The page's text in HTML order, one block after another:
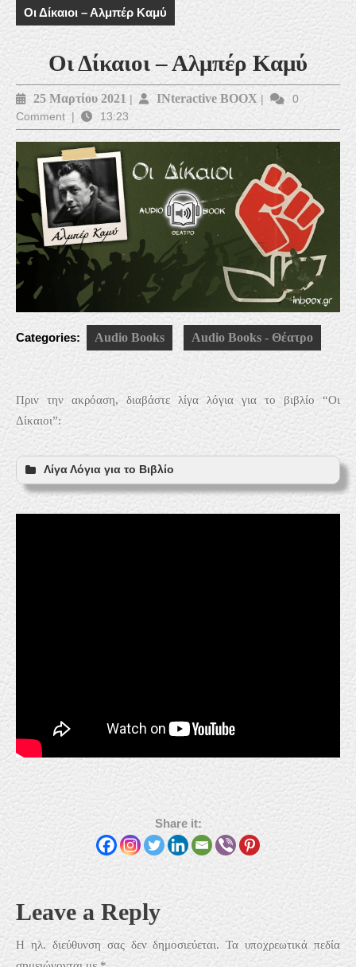
Οι Δίκαιοι – Αλμπέρ Καμύ
Οι Δίκαιοι – Αλμπέρ Καμύ
25 Μαρτίου 2021 25
Μαρτίου
| INteractive BOOX INteractive
|
0
Comment | 13:23
Categories: Audio Books Audio Books - Θέατρο
Πριν την ακρόαση, διαβάστε λίγα λόγια για το βιβλίο “Οι
Δίκαιοι”:
Λίγα Λόγια για το Βιβλίο
Share it:
Leave a Reply
Η ηλ. διεύθυνση σας δεν δημοσιεύεται. Τα υποχρεωτικά πεδία